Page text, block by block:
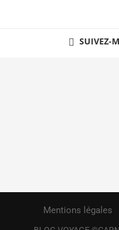
SUIVEZ-
Mentions légales